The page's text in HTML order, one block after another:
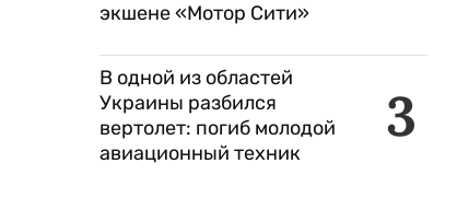
экшене «Мотор Сити»
3
В одной из областей
Украины разбился
вертолет: погиб молодой
авиационный техник